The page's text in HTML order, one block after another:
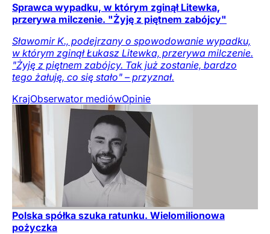
Sprawca wypadku, w którym zginął Litewka,
przerywa milczenie. "Żyję z piętnem zabójcy"
Sławomir K., podejrzany o spowodowanie wypadku,
w którym zginął Łukasz Litewka, przerywa milczenie.
"Żyję z piętnem zabójcy. Tak już zostanie, bardzo
tego żałuję, co się stało" – przyznał.
KrajObserwator mediówOpinie
Polska spółka szuka ratunku. Wielomilionowa
pożyczka